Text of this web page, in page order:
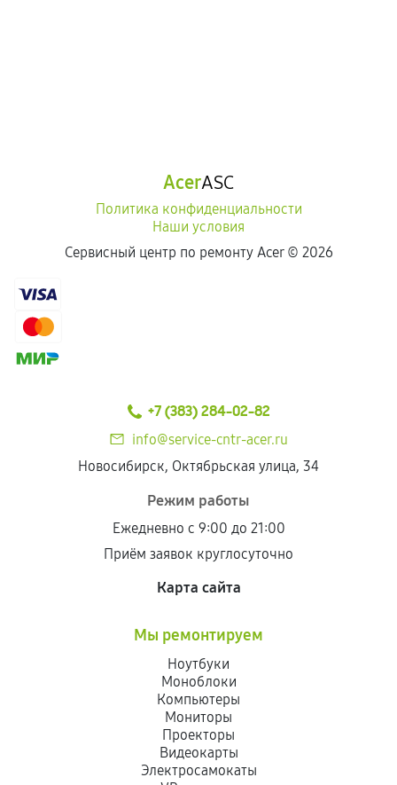
AcerASC
Политика конфиденциальности
Наши условия
Сервисный центр по ремонту Acer © 2026
+7 (383) 284-02-82
info@service-cntr-acer.ru
Новосибирск, Октябрьская улица, 34
Режим работы
Ежедневно с 9:00 до 21:00
Приём заявок круглосуточно
Карта сайта
Мы ремонтируем
Ноутбуки
Моноблоки
Компьютеры
Мониторы
Проекторы
Видеокарты
Электросамокаты